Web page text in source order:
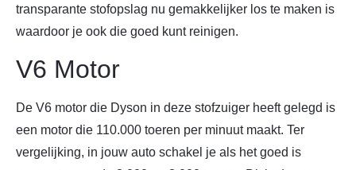
transparante stofopslag nu gemakkelijker los te maken is
waardoor je ook die goed kunt reinigen.
V6 Motor
De V6 motor die Dyson in deze stofzuiger heeft gelegd is
een motor die 110.000 toeren per minuut maakt. Ter
vergelijking, in jouw auto schakel je als het goed is